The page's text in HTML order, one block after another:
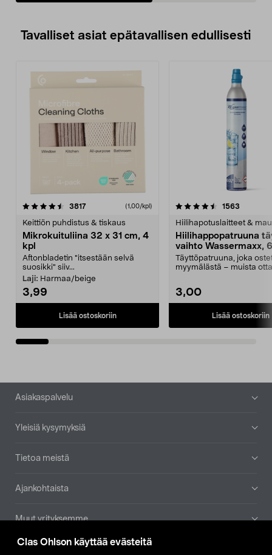
Clas Ohlson käyttää evästeitä
Tavalliset asiat epätavallisen edullisesti
3817arvostelut (1,00/kpl)
Keittiön puhdistus & tiskaus
Mikrokuituliina 32 x 31 cm, 4
kpl
Aftonbladetin "itsestään selvä
suosikki" siiv...
Laji: Harmaa/beige
3,99
Lisää ostoskoriin
4.5viidestä
1563
Hiilihapotuslaitteet &
Hiilihappopatruuna
vaihto Wassermaxx,
Täyttöpatruuna, joka
myymälästä – muista
3,00
Lisää ostoskoriin
4.5viidestä
Alatunniste
Asiakaspalvelu
Yleisiä kysymyksiä
Tietoa meistä
Ajankohtaista
Muut yrityksemme
Etsi myymälä